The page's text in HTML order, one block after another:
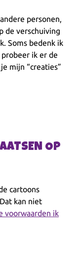
personen,
de verschuiving
Soms bedenk ik
ik er de
mijn “creaties”
OP
cartoons
kan niet
voorwaarden ik